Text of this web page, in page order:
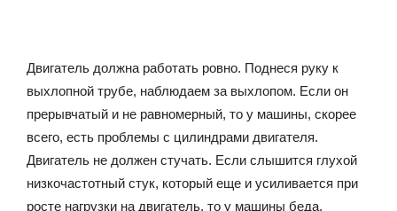
Двигатель должна работать ровно. Поднеся руку к
выхлопной трубе, наблюдаем за выхлопом. Если он
прерывчатый и не равномерный, то у машины, скорее
всего, есть проблемы с цилиндрами двигателя.
Двигатель не должен стучать. Если слышится глухой
низкочастотный стук, который еще и усиливается при
росте нагрузки на двигатель, то у машины беда.